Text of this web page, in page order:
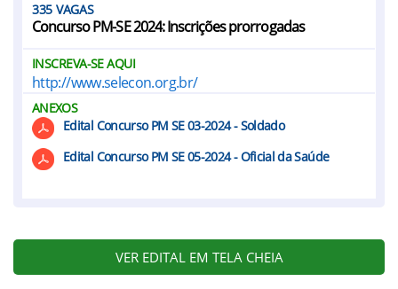
335
Concurso PM-SE 2024: Inscrições prorrogadas
INSCREVA-SE AQUI
http://www.selecon.org.br/
ANEXOS
Edital Concurso PM SE 03-2024 - Soldado
Edital Concurso PM SE 05-2024 - Oficial da Saúde
VER EDITAL EM TELA CHEIA